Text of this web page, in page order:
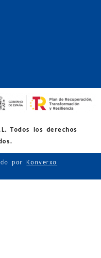
Todos los derechos
porKonverxo